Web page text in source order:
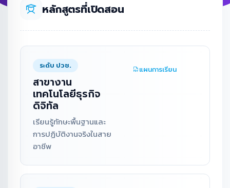
หลักสูตรที่เปิดสอน
ระดับ ปวช.
สาขางาน
เทคโนโลยีธุรกิจ
ดิจิทัล
เรียนรู้ทักษะพื้นฐานและ
การปฏิบัติงานจริงในสาย
อาชีพ
แผนการเรียน